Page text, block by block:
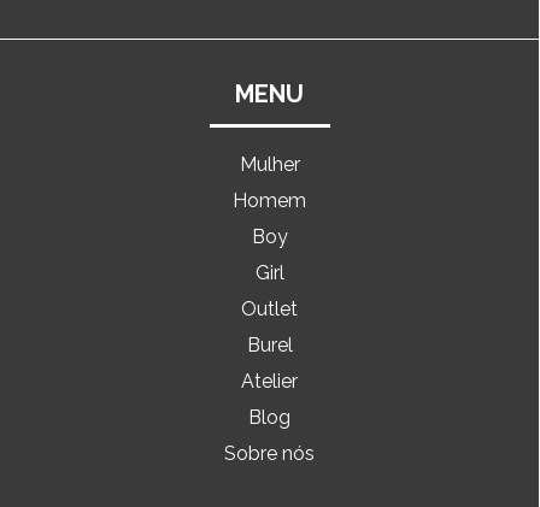
MENU
Mulher
Homem
Boy
Girl
Outlet
Burel
Atelier
Blog
Sobre nós